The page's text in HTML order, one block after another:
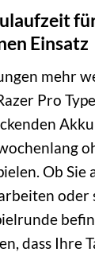
Einsatz
mehr
Pro
Ob Sie
oder
dass Ihre